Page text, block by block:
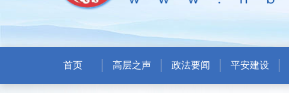
首页 高层之声 政法要闻 平安建设